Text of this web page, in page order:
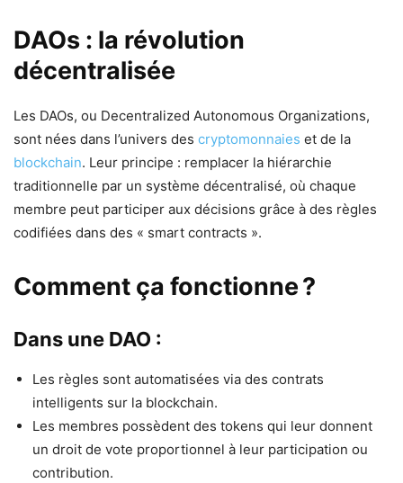
DAOs : la révolution
décentralisée
Les DAOs, ou Decentralized Autonomous Organizations,
sont nées dans l’univers des cryptomonnaies et de la
blockchain. Leur principe : remplacer la hiérarchie
traditionnelle par un système décentralisé, où chaque
membre peut participer aux décisions grâce à des règles
codifiées dans des « smart contracts ».
Comment ça fonctionne ?
Dans une DAO :
Les règles sont automatisées via des contrats
intelligents sur la blockchain.
Les membres possèdent des tokens qui leur donnent
un droit de vote proportionnel à leur participation ou
contribution.